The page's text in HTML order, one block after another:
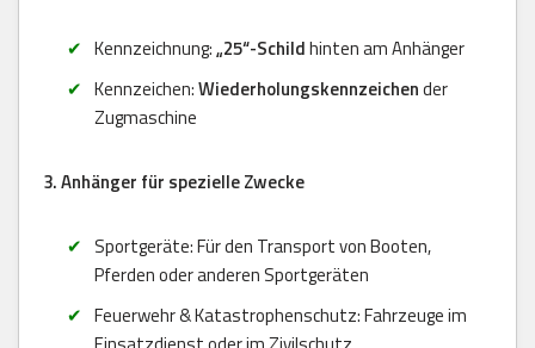
Kennzeichnung:„25“-Schildhinten am Anhänger
Kennzeichen:Wiederholungskennzeichender
Zugmaschine
3. Anhänger für spezielle Zwecke
Sportgeräte: Für den Transport von Booten,
Pferden oder anderen Sportgeräten
Feuerwehr & Katastrophenschutz: Fahrzeuge im